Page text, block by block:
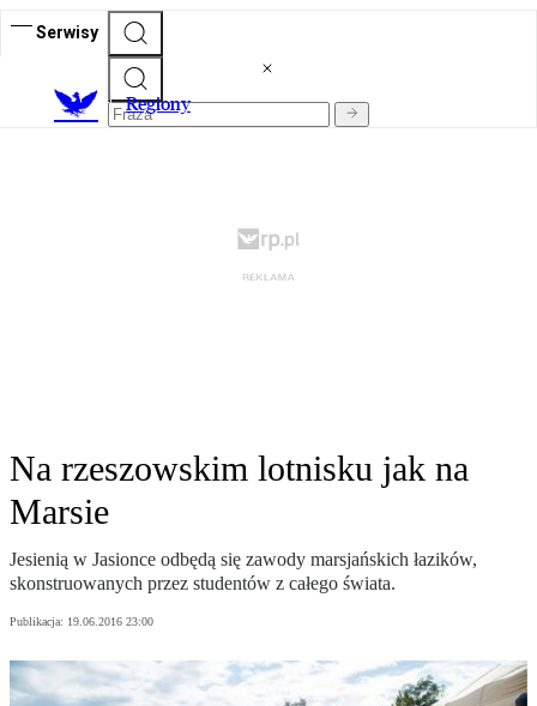
Serwisy
Regiony
Na rzeszowskim lotnisku jak na
Marsie
Jesienią w Jasionce odbędą się zawody marsjańskich łazików,
skonstruowanych przez studentów z całego świata.
Publikacja: 19.06.2016 23:00